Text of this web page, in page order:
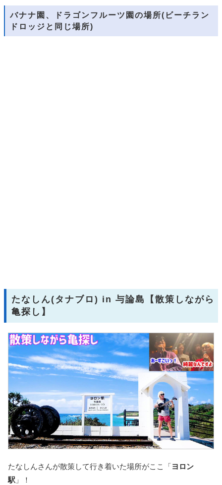
バナナ園、ドラゴンフルーツ園の場所(ビーチラン
ドロッジと同じ場所)
たなしん(タナブロ) in 与論島【散策しながら
亀探し】
たなしんさんが散策して行き着いた場所がここ「ヨロン
駅 」！